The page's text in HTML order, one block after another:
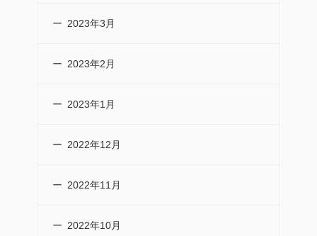
2023年3月
2023年2月
2023年1月
2022年12月
2022年11月
2022年10月